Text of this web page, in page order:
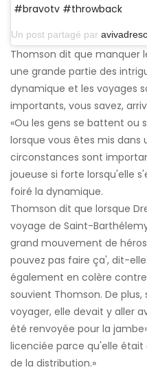
#bravotv #throwback
Un post partagé par
Thomson dit que manquer
une grande partie des
dynamique et les voyages
importants, vous savez,
«Ou les gens se battent ou
lorsque vous êtes mis dans
circonstances sont
joueuse si forte lorsqu'elle
foiré la dynamique.
Thomson dit que lorsque
voyage de Saint-
grand mouvement de
pouvez pas faire ça', dit-
également en colère contre
souvient Thomson. De
voyager, elle devait y aller
été renvoyée pour la
licenciée parce qu'elle
de la distribution.»